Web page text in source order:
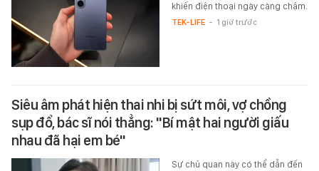
khiến điện thoại ngày càng chậm.
TEK-LIFE - 1 giờ trước
Siêu âm phát hiện thai nhi bị sứt môi, vợ chồng
sụp đổ, bác sĩ nói thẳng: "Bí mật hai người giấu
nhau đã hại em bé"
Sự chủ quan này có thể dẫn đến